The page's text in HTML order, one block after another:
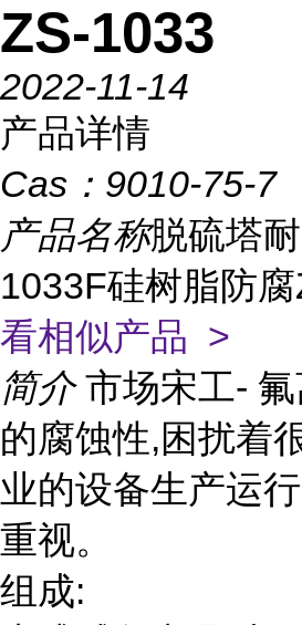
ZS-1033
2022-11-14
产品详情
Cas： 9010-75-7
产品名称脱硫塔
1033F硅树脂防
看相似产品 >
简介 市场宋工-
的腐蚀性,困扰着
业的设备生产运
重视。
组成: